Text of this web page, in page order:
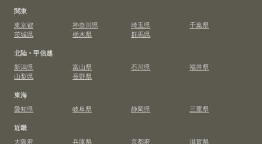
関東
東京都
神奈川県 埼玉県
千葉県
茨城県
栃木県
群馬県
北陸・甲信越
新潟県
富山県 石川県
福井県
山梨県
長野県
東海
愛知県
岐阜県 静岡県
三重県
近畿
大阪府
兵庫県 京都府
滋賀県